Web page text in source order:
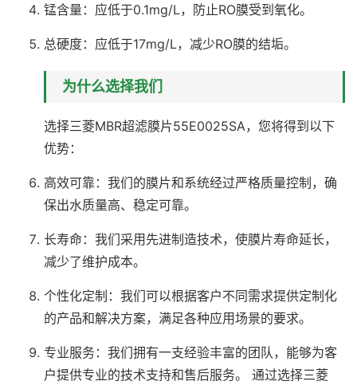
锰含量：应低于0.1mg/L，防止RO膜受到氧化。
总硬度：应低于17mg/L，减少RO膜的结垢。
为什么选择我们
选择三菱MBR超滤膜片55E0025SA，您将得到以下
优势：
高效可靠：我们的膜片和系统经过严格质量控制，确
保出水质量高、稳定可靠。
长寿命：我们采用先进制造技术，使膜片寿命延长，
减少了维护成本。
个性化定制：我们可以根据客户不同需求提供定制化
的产品和解决方案，满足各种应用场景的要求。
专业服务：我们拥有一支经验丰富的团队，能够为客
户提供专业的技术支持和售后服务。 通过选择三菱